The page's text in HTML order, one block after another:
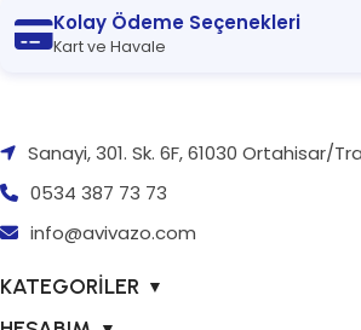
Kolay Ödeme Seçenekleri
Kart ve Havale
Sanayi, 301. Sk. 6F, 61030 Ortahisar/
0534 387 73 73
info@avivazo.com
KATEGORİLER ▼